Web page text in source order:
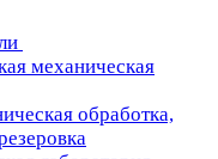
механическая
обработка,